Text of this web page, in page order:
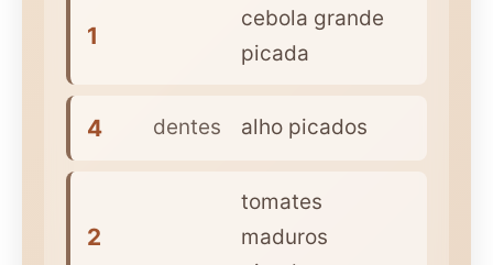
1
cebola grande
picada
4 dentes alho picados
2
tomates
maduros